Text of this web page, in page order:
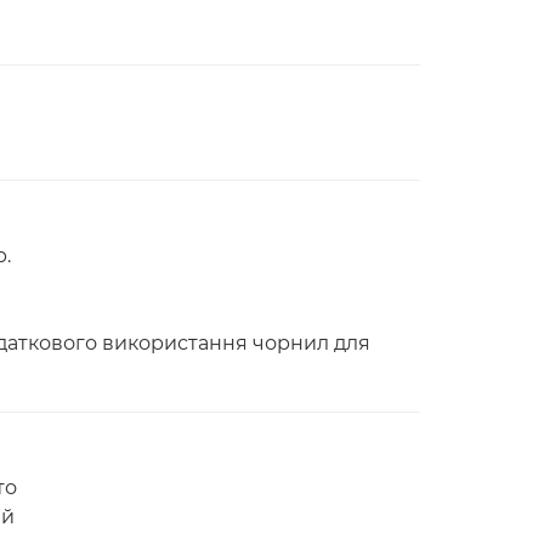
використання чорнил для